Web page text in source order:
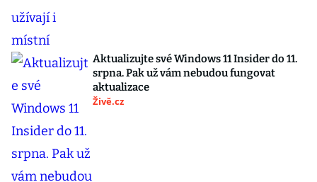
Aktualizujte své Windows 11 Insider do 11.
srpna. Pak už vám nebudou fungovat
aktualizace
Živě.cz